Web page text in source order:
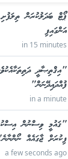
ޕޯޓް ބަދަލުކުރަން
އަންގައިފި
in 15 minutes
"އިޤްތިޞާދީ
ފުއްދައިދޭނަން"
in a minute
"ޤައުމީ ވިސްނުން
ފިކުރަށް ޖާގައެއް
a few seconds ago